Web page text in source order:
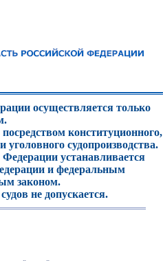
осуществляется только
конституционного,
судопроизводства.
устанавливается
и федеральным
законом.
не допускается.